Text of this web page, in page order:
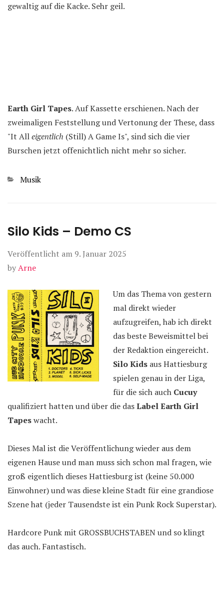
gewaltig auf die Kacke. Sehr geil.
Earth Girl Tapes. Auf Kassette erschienen. Nach der
zweimaligen Feststellung und Vertonung der These, dass
"It Alleigentlich (Still) A Game Is", sind sich die vier
Burschen jetzt offenichtlich nicht mehr so sicher.
Kategorien
Musik
Silo Kids – Demo CS
Veröffentlicht am 9. Januar 2025
byArne
Um das Thema von gestern
mal direkt wieder
aufzugreifen, hab ich direkt
das beste Beweismittel bei
der Redaktion eingereicht.
Silo Kids aus Hattiesburg
spielen genau in der Liga,
für die sich auch Cucuy
qualifiziert hatten und über die dasLabel Earth Girl
Tapeswacht.
Dieses Mal ist die Veröffentlichung wieder aus dem
eigenen Hause und man muss sich schon mal fragen, wie
groß eigentlich dieses Hattiesburg ist (keine 50.000
Einwohner) und was diese kleine Stadt für eine grandiose
Szene hat (jeder Tausendste ist ein Punk Rock Superstar).
Hardcore Punk mit GROSSBUCHSTABEN und so klingt
das auch. Fantastisch.